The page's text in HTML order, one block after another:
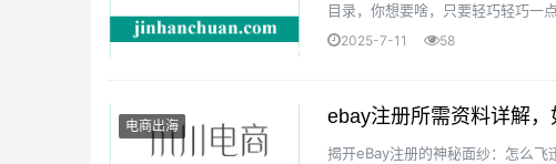
目录，你想要啥，只要轻巧轻巧一
通往全球的商品目录的入口在哪？别
2025-7-11 58
电商出海 ebay注册所需资料详解
揭开eBay注册的神秘面纱：怎么飞